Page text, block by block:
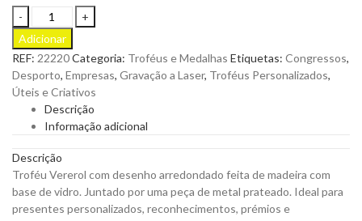
Troféu
Vererol
Redondo
em
Madeira
com
Base
de
para
Personalizar
quantity
Adicionar
REF: 22220Categoria: Troféus e Medalhas Etiquetas: Congressos,
Desporto, Empresas, Gravação a Laser, Troféus Personalizados,
Úteis e Criativos
Descrição
Informação adicional
Descrição
Troféu Vererol com desenho arredondado feita de madeira com
base de vidro. Juntado por uma peça de metal prateado. Ideal para
presentes personalizados, reconhecimentos, prémios e